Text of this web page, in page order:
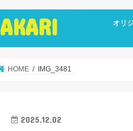
AKARI オリ
イン
ライ
リカ
広報誌
HOME IMG_3481
2025.12.02